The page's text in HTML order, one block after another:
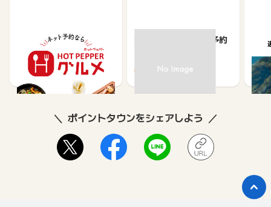
【ホットペッパーグル
メ】レストラン予約
85
楽天ぐるなびネット予約
80
遊
ッ
ュー
ポイントタウンをシェアしよう